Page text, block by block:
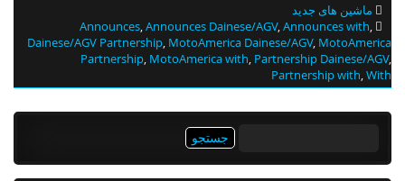
ماشین های جدید
Announces,Announces Dainese/AGV,Announces with
Dainese/AGV Partnership,MotoAmerica Dainese/AGV,MotoAmerica
Partnership,MotoAmerica with,Partnership Dainese/AGV
Partnership with,With